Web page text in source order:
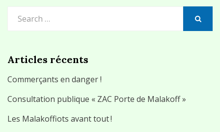
for:
Articles récents
Commerçants en danger !
Consultation publique « ZAC Porte de Malakoff »
Les Malakoffiots avant tout !